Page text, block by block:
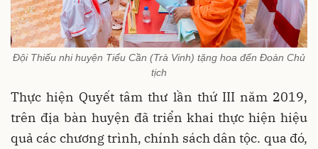
Đội Thiếu nhi huyện Tiểu Cần (Trà Vinh) tặng hoa đến Đoàn Chủ
tịch
Thực hiện Quyết tâm thư lần thứ III năm 2019,
trên địa bàn huyện đã triển khai thực hiện hiệu
quả các chương trình, chính sách dân tộc. qua đó,